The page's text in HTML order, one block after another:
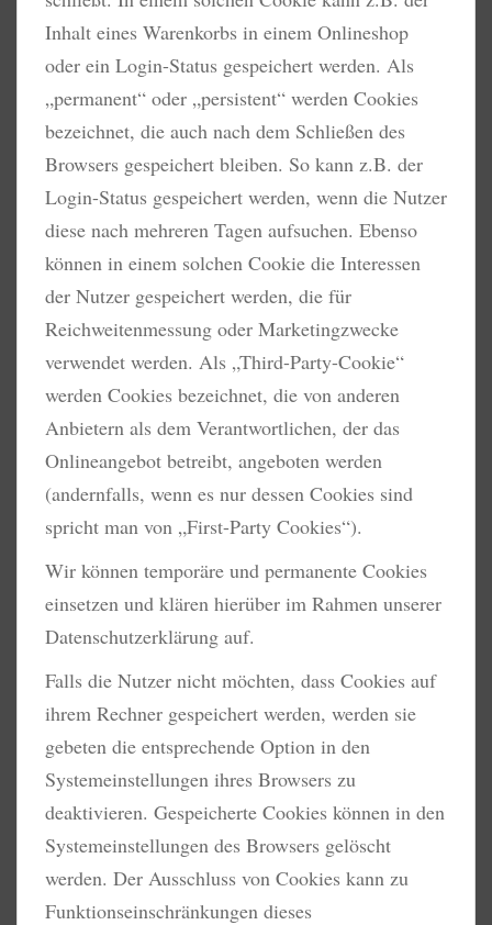
Inhalt eines Warenkorbs in einem Onlineshop
oder ein Login-Status gespeichert werden. Als
„permanent“ oder „persistent“ werden Cookies
bezeichnet, die auch nach dem Schließen des
Browsers gespeichert bleiben. So kann z.B. der
Login-Status gespeichert werden, wenn die Nutzer
diese nach mehreren Tagen aufsuchen. Ebenso
können in einem solchen Cookie die Interessen
der Nutzer gespeichert werden, die für
Reichweitenmessung oder Marketingzwecke
verwendet werden. Als „Third-Party-Cookie“
werden Cookies bezeichnet, die von anderen
Anbietern als dem Verantwortlichen, der das
Onlineangebot betreibt, angeboten werden
(andernfalls, wenn es nur dessen Cookies sind
spricht man von „First-Party Cookies“).
Wir können temporäre und permanente Cookies
einsetzen und klären hierüber im Rahmen unserer
Datenschutzerklärung auf.
Falls die Nutzer nicht möchten, dass Cookies auf
ihrem Rechner gespeichert werden, werden sie
gebeten die entsprechende Option in den
Systemeinstellungen ihres Browsers zu
deaktivieren. Gespeicherte Cookies können in den
Systemeinstellungen des Browsers gelöscht
werden. Der Ausschluss von Cookies kann zu
Funktionseinschränkungen dieses